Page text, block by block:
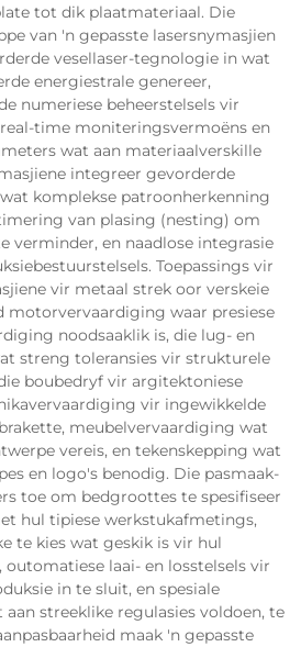
tot dik plaatmateriaal. Die
van 'n gepasste lasersnymasjien
vesellaser-tegnologie in wat
energiestrale genereer,
numeriese beheerstelsels vir
time moniteringsvermoëns en
wat aan materiaalverskille
integreer gevorderde
komplekse patroonherkenning
van plasing (nesting) om
verminder, en naadlose integrasie
Toepassings vir
vir metaal strek oor verskeie
motorvervaardiging waar presiese
noodsaaklik is, die lug- en
streng toleransies vir strukturele
boubedryf vir argitektoniese
vir ingewikkelde
meubelvervaardiging wat
vereis, en tekenskepping wat
en logo's benodig. Die pasmaak-
toe om bedgroottes te spesifiseer
hul tipiese werkstukafmetings,
te kies wat geskik is vir hul
laai- en losstelsels vir
in te sluit, en spesiale
streeklike regulasies voldoen, te
maak 'n gepasste